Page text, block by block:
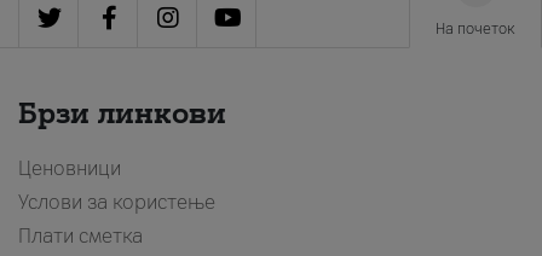
На почеток
Брзи линкови
Ценовници
Услови за користење
Плати сметка